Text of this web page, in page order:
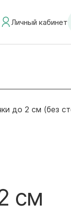
Личный кабинет
до 2 см (без
см